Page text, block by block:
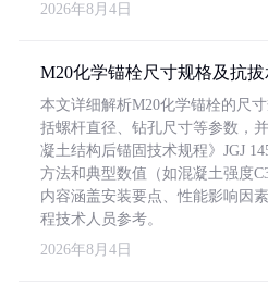
2026年8月4日
M20化学锚栓尺寸规格及抗
本文详细解析M20化学锚栓的尺
括螺杆直径、钻孔尺寸等参数，
凝土结构后锚固技术规程》JGJ
方法和典型数值（如混凝土强度
内容涵盖安装要点、性能影响因
程技术人员参考。
2026年8月4日